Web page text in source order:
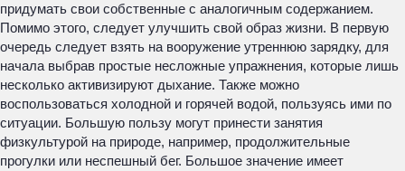
придумать свои собственные с аналогичным содержанием.
Помимо этого, следует улучшить свой образ жизни. В первую
очередь следует взять на вооружение утреннюю зарядку, для
начала выбрав простые несложные упражнения, которые лишь
несколько активизируют дыхание. Также можно
воспользоваться холодной и горячей водой, пользуясь ими по
ситуации. Большую пользу могут принести занятия
физкультурой на природе, например, продолжительные
прогулки или неспешный бег. Большое значение имеет